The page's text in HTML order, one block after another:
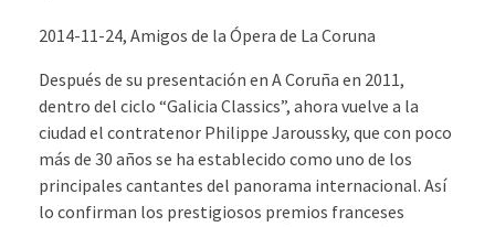
2014-11-24, Amigos de la Ópera de La Coruna
Después de su presentación en A Coruña en 2011,
dentro del ciclo “Galicia Classics”, ahora vuelve a la
ciudad el contratenor Philippe Jaroussky, que con poco
más de 30 años se ha establecido como uno de los
principales cantantes del panorama internacional. Así
lo confirman los prestigiosos premios franceses